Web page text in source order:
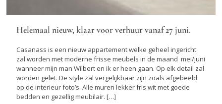
Helemaal nieuw, klaar voor verhuur vanaf 27 juni.
Casanass is een nieuw appartement welke geheel ingericht
zal worden met moderne frisse meubels in de maand mei/juni
wanneer mijn man Wilbert en ik er heen gaan. Op elk detail zal
worden gelet. De style zal vergelijkbaar zijn zoals afgebeeld
op de interieur foto’s. Alle muren lekker fris wit met goede
bedden en gezellig meubilair. […]